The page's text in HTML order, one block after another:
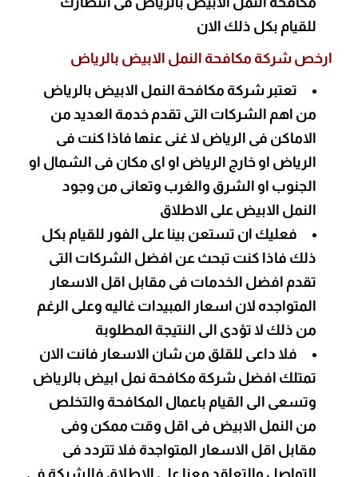
للقيام بكل ذلك الان
ارخص شركة مكافحة النمل الابيض بالرياض
تعتبر شركة مكافحة النمل الابيض بالرياض
من اهم الشركات التى تقدم خدمة العديد من
الاماكن فى الرياض لا غنى عنها فاذا كنت فى
الرياض او خارج الرياض او اى مكان فى الشمال او
الجنوب او الشرق والغرب وتعانى من وجود
النمل الابيض على الاطلاق
فعليك ان تستعن بينا على الفور للقيام بكل
ذلك فاذا كنت تبحث عن افضل الشركات التى
تقدم افضل الخدمات فى مقابل اقل الاسعار
المتواجده لان اسعار المبيدات غاليه وعلى الرغم
من ذلك لا تؤدى الى النتيجة المطلوبة
فلا داعى للقلق من شان الاسعار فانت الان
تمتلك افضل شركة مكافحة نمل ابيض بالرياض
وتسعى الى القيام باعمال المكافحة والتخلص
من النمل الابيض فى اقل وقت ممكن وفى
مقابل اقل الاسعار المتواجدة فلا تتردد فى